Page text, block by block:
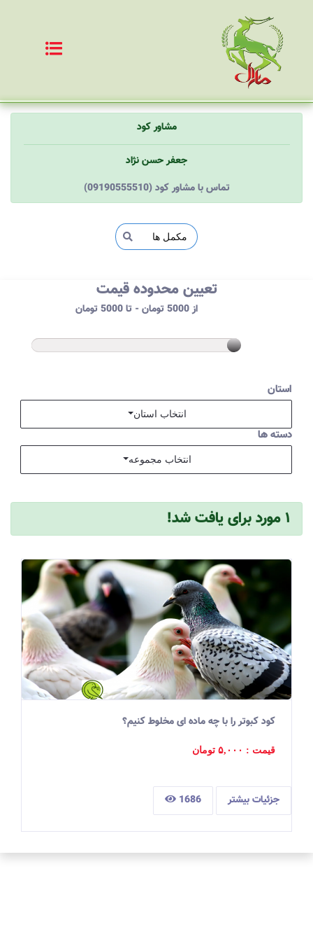
مشاور کود
جعفر حسن نژاد
(09190555510) تماس با مشاور کود
تعیین محدوده قیمت
از 5000 تومان - تا 5000 تومان
استان
انتخاب استان
دسته ها
انتخاب مجموعه
۱ مورد برای یافت شد!
کود کبوتر را با چه ماده ای مخلوط کنیم؟
قیمت : ۵,۰۰۰ تومان
جزئیات بیشتر 1686